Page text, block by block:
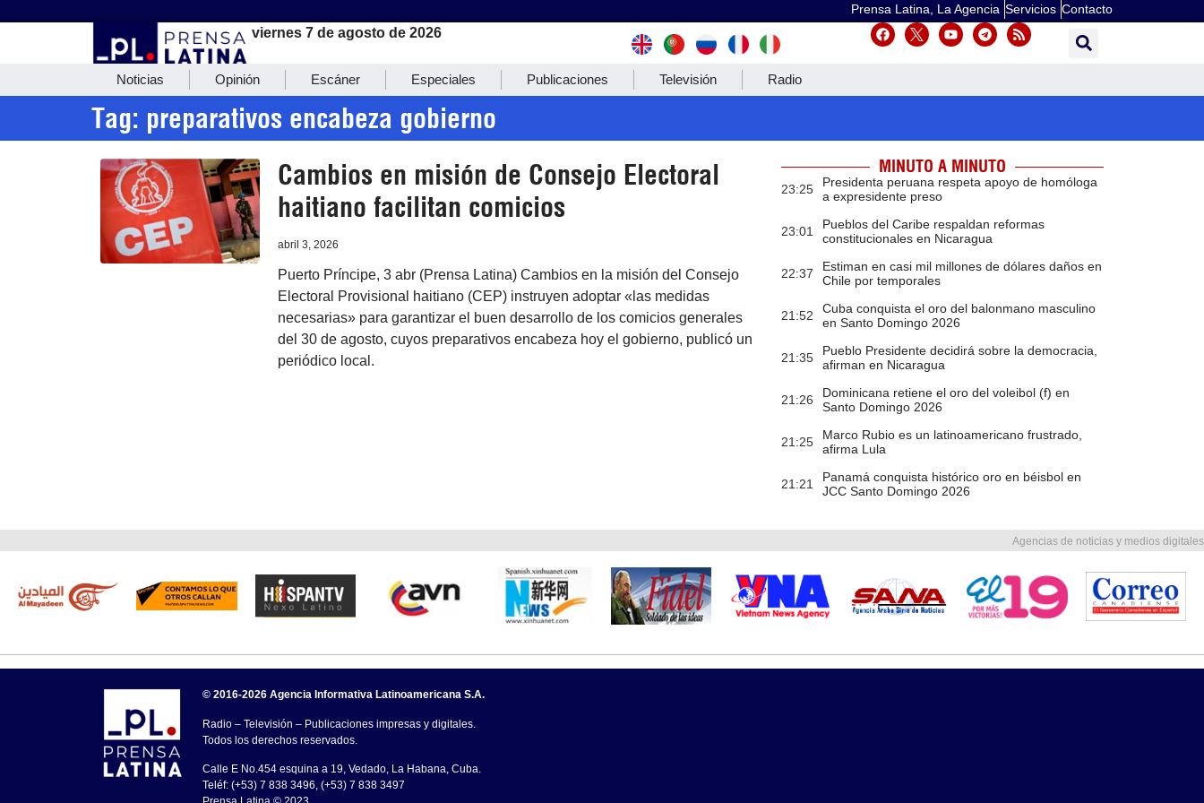
Prensa Latina, La Agencia Servicios Contacto
viernes 7 de agosto de 2026
Noticias Opinión Escáner Especiales Publicaciones Televisión Radio
Tag: preparativos encabeza gobierno
Cambios en misión de Consejo Electoral
haitiano facilitan comicios
abril 3, 2026
Puerto Príncipe, 3 abr (Prensa Latina) Cambios en la misión del Consejo
Electoral Provisional haitiano (CEP) instruyen adoptar «las medidas
necesarias» para garantizar el buen desarrollo de los comicios generales
del 30 de agosto, cuyos preparativos encabeza hoy el gobierno, publicó un
periódico local.
MINUTO A MINUTO
23:25
Presidenta peruana respeta apoyo de homóloga
a expresidente preso
23:01
Pueblos del Caribe respaldan reformas
constitucionales en Nicaragua
22:37
Estiman en casi mil millones de dólares daños en
Chile por temporales
21:52
Cuba conquista el oro del balonmano masculino
en Santo Domingo 2026
21:35
Pueblo Presidente decidirá sobre la democracia,
afirman en Nicaragua
21:26
Dominicana retiene el oro del voleibol (f) en
Santo Domingo 2026
21:25
Marco Rubio es un latinoamericano frustrado,
afirma Lula
21:21
Panamá conquista histórico oro en béisbol en
JCC Santo Domingo 2026
Agencias de noticias y medios digitales
© 2016-2026 Agencia Informativa Latinoamericana S.A.
Radio – Televisión – Publicaciones impresas y digitales.
Todos los derechos reservados.
Calle E No.454 esquina a 19, Vedado, La Habana, Cuba.
Teléf: (+53) 7 838 3496, (+53) 7 838 3497